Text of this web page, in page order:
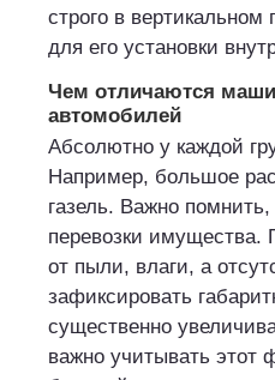
строго в
для его установки
Чем отличаются
автомобилей
Абсолютно у каждой
Например, большое
газель. Важно
перевозки имущества.
от пыли, влаги, а
зафиксировать
существенно
важно учитывать этот